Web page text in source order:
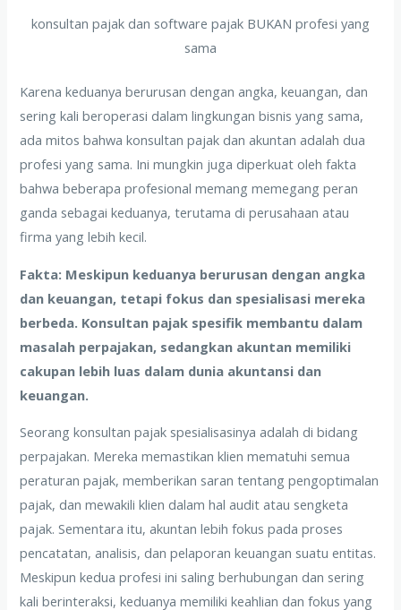
konsultan pajak dan software pajak BUKAN profesi yang
sama
Karena keduanya berurusan dengan angka, keuangan, dan
sering kali beroperasi dalam lingkungan bisnis yang sama,
ada mitos bahwa konsultan pajak dan akuntan adalah dua
profesi yang sama. Ini mungkin juga diperkuat oleh fakta
bahwa beberapa profesional memang memegang peran
ganda sebagai keduanya, terutama di perusahaan atau
firma yang lebih kecil.
Fakta: Meskipun keduanya berurusan dengan angka
dan keuangan, tetapi fokus dan spesialisasi mereka
berbeda. Konsultan pajak spesifik membantu dalam
masalah perpajakan, sedangkan akuntan memiliki
cakupan lebih luas dalam dunia akuntansi dan
keuangan.
Seorang konsultan pajak spesialisasinya adalah di bidang
perpajakan. Mereka memastikan klien mematuhi semua
peraturan pajak, memberikan saran tentang pengoptimalan
pajak, dan mewakili klien dalam hal audit atau sengketa
pajak. Sementara itu, akuntan lebih fokus pada proses
pencatatan, analisis, dan pelaporan keuangan suatu entitas.
Meskipun kedua profesi ini saling berhubungan dan sering
kali berinteraksi, keduanya memiliki keahlian dan fokus yang